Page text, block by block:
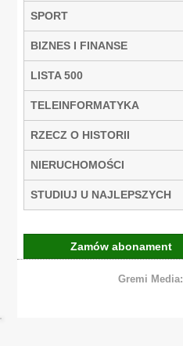
SPORT
BIZNES I FINANSE
LISTA 500
TELEINFORMATYKA
RZECZ O HISTORII
NIERUCHOMOŚCI
STUDIUJ U NAJLEPSZYCH
Zamów abonament
Gremi Media: